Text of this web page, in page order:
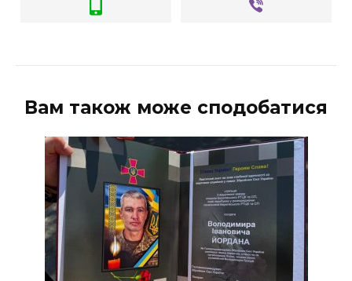
Вам також може сподобатися